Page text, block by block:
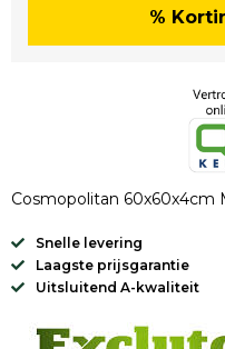
%
Cosmopolitan 60x60x4cm
Snelle levering
Laagste prijsgarantie
Uitsluitend A-kwaliteit